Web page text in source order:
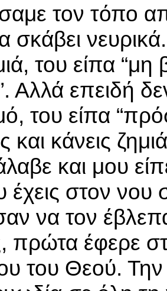
τον τόπο
σκάβει
του είπα
Αλλά επειδή
του είπα
και κάνεις
και μου
έχεις στον νου
να τον
πρώτα έφερε
του Θεού. Την